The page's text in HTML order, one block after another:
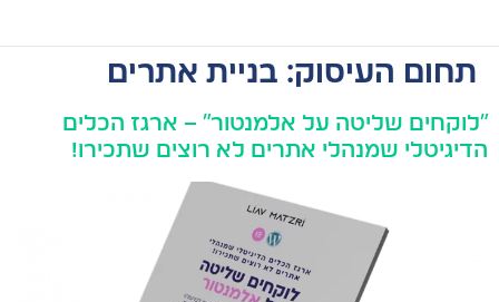
תחום העיסוק: בניית אתרים
"לוקחים שליטה על אלמנטור" – ארגז הכלים
הדיגיטלי שמנהלי אתרים לא רוצים שתכירו!